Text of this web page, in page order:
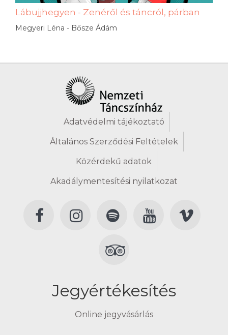
Lábujjhegyen - Zenéről és táncról, párban
Megyeri Léna - Bősze Ádám
Adatvédelmi tájékoztató
Általános Szerződési Feltételek
Közérdekű adatok
Akadálymentesítési nyilatkozat
Jegyértékesítés
Online jegyvásárlás